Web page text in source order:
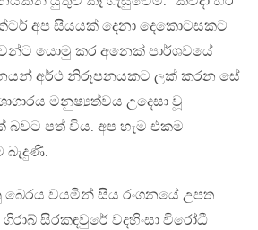
අප සියයක් දෙනා දෙකොටසකට
යොමු කර අනෙක් පාර්ශවයේ
අර්ථ නිරූපනයකට ලක් කරන සේ
මනුෂ්‍යත්වය උදෙසා වූ
බවට පත් විය. අප හැම එකම
බෙරය වයමින් සිය රංගනයේ උපත
සිරකඳවුරේ වදහිංසා විරෝධී